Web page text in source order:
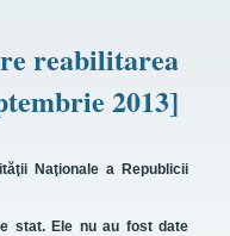
reabilitarea
2013]
Naţionale a Republicii
stat. Ele nu au fost date